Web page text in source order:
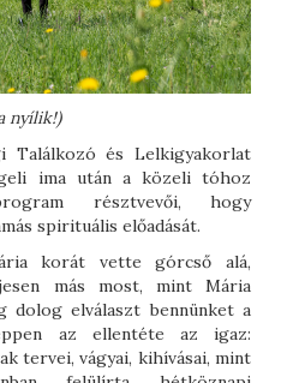
nyílik!)
Találkozó és Lelkigyakorlat
ima után a közeli tóhoz
résztvevői, hogy
spirituális előadását.
korát vette górcső alá,
más most, mint Mária
dolog elválaszt bennünket a
az ellentéte az igaz:
tervei, vágyai, kihívásai, mint